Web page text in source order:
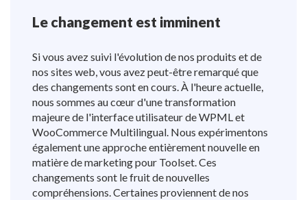
Le changement est imminent
Si vous avez suivi l'évolution de nos produits et de
nos sites web, vous avez peut-être remarqué que
des changements sont en cours. À l'heure actuelle,
nous sommes au cœur d'une transformation
majeure de l'interface utilisateur de WPML et
WooCommerce Multilingual. Nous expérimentons
également une approche entièrement nouvelle en
matière de marketing pour Toolset. Ces
changements sont le fruit de nouvelles
compréhensions. Certaines proviennent de nos